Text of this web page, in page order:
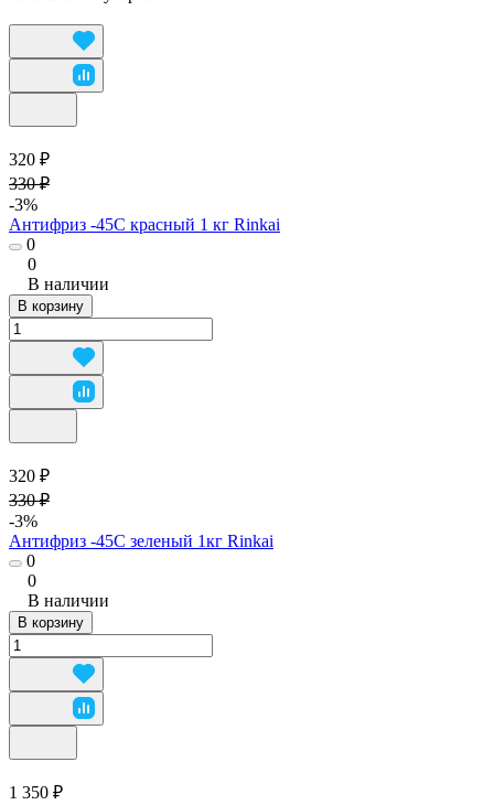
320 ₽
330 ₽
-3%
Антифриз -45C красный 1 кг Rinkai
0
0
В наличии
В корзину
320 ₽
330 ₽
-3%
Антифриз -45C зеленый 1кг Rinkai
0
0
В наличии
В корзину
1 350 ₽